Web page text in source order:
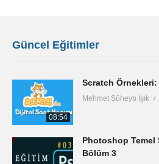
Güncel Eğitimler
08:54
Scratch Örnekleri:
Mehmet Süheyb Işık
Photoshop Temel
Bölüm 3